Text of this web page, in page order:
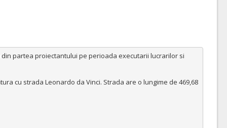
partea proiectantului pe perioada executarii lucrarilor si
cu strada Leonardo da Vinci. Strada are o lungime de 469,68